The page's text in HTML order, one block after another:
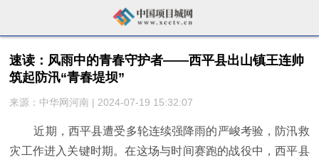
速读：​风雨中的青春守护者——西平县出山镇王连帅
筑起防汛“青春堤坝”
来源：中华网河南 | 2024-07-19 15:32:07
近期，西平县遭受多轮连续强降雨的严峻考验，防汛救
灾工作进入关键时期。在这场与时间赛跑的战役中，西平县